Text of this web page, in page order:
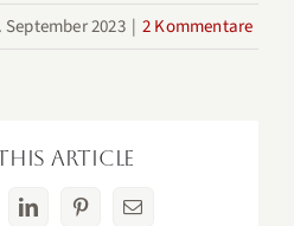
September 2023 | 2 Kommentare
Article
LinkedInPinterest
E-